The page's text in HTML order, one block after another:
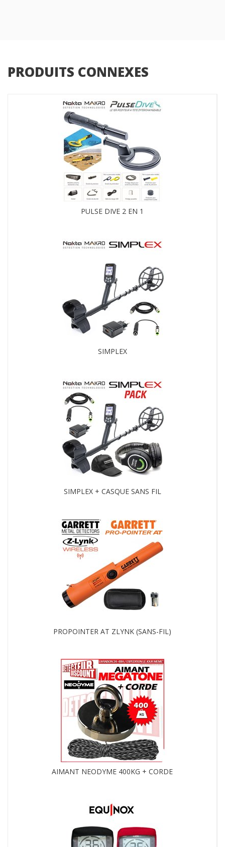
PRODUITS CONNEXES
PULSE DIVE 2 EN 1
SIMPLEX
SIMPLEX + CASQUE SANS FIL
PROPOINTER AT ZLYNK (SANS-FIL)
AIMANT NEODYME 400KG + CORDE